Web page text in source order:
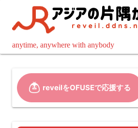
ツ
anytime, anywhere with anybody